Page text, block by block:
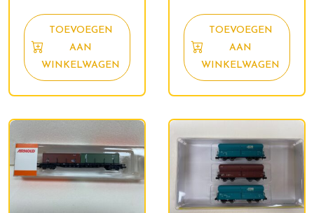
TOEVOEGEN
AAN
WINKELWAGEN
TOEVOEGEN
AAN
WINKELWAGEN